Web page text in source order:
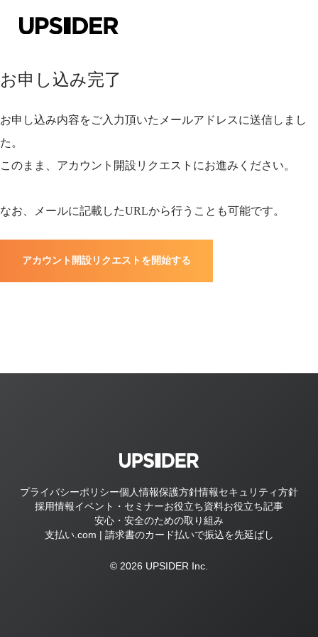
お申し込み完了
お申し込み内容をご入力頂いたメールアドレスに送信しまし
た。
このまま、アカウント開設リクエストにお進みください。
なお、メールに記載したURLから行うことも可能です。
アカウント開設リクエストを開始する
プライバシーポリシー個人情報保護方針情報セキュリティ方針
採用情報イベント・セミナーお役立ち資料お役立ち記事
安心・安全のための取り組み
支払い.com | 請求書のカード払いで振込を先延ばし
© 2026 UPSIDER Inc.